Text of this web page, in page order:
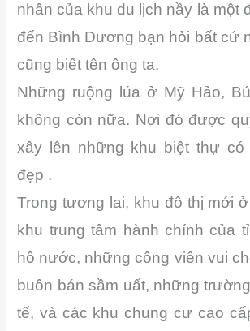
nhân của khu du lịch nầy là một
đến Bình Dương bạn hỏi bất cứ
cũng biết tên ông ta.
Những ruộng lúa ở Mỹ Hảo,
không còn nữa. Nơi đó được
xây lên những khu biệt thự
đẹp .
Trong tương lai, khu đô thị mới
khu trung tâm hành chính của
hồ nước, những công viên vui
buôn bán sầm uất, những
tế, và các khu chung cư cao